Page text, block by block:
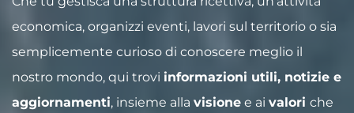
economica, organizzi eventi, lavori sul territorio o sia
semplicemente curioso di conoscere meglio il
nostro mondo, qui trovi informazioni utili, notizie e
aggiornamenti, insieme alla visione e ai valori che